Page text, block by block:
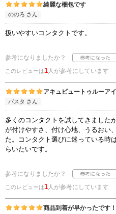
綺麗な梱包です
ののろ さん
扱いやすいコンタクトです。
参考になりましたか？
このレビューは1人が参考にしています
アキュビュートゥルーアイ
パスタ さん
多くのコンタクトを試してきました
が付けやすさ、付け心地、うるおい
た。コンタクト選びに迷っている時
らいたいです。
参考になりましたか？
このレビューは1人が参考にしています
商品到着が早かったです！